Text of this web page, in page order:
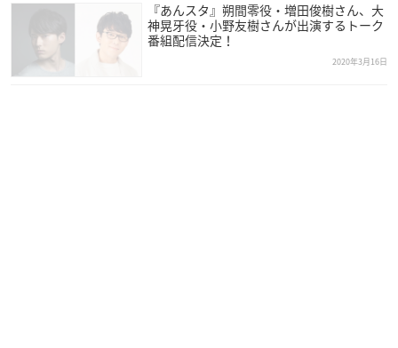
『あんスタ』朔間零役・増田俊樹さん、大
神晃牙役・小野友樹さんが出演するトーク
番組配信決定！
2020年3月16日